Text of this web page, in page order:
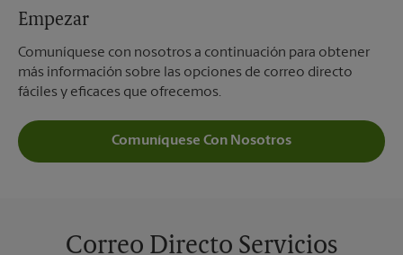
Empezar
Comuníquese con nosotros a continuación para obtener
más información sobre las opciones de correo directo
fáciles y eficaces que ofrecemos.
Comuníquese Con Nosotros
Correo Directo Servicios